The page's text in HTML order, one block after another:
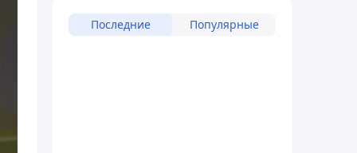
Последние Популярные